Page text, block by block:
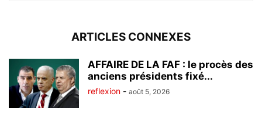
ARTICLES CONNEXES
AFFAIRE DE LA FAF : le procès des
anciens présidents fixé...
reflexion - août 5, 2026